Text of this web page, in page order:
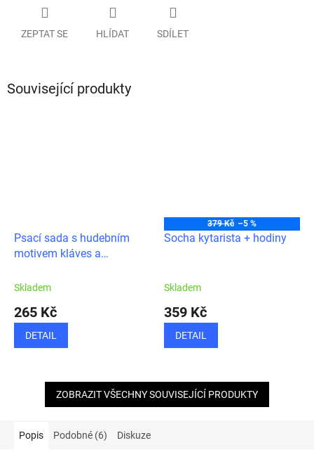
ZEPTAT SE HLÍDAT SDÍLET
Související produkty
Psací sada s hudebním
motivem kláves a
Skladem
265 Kč
DETAIL
379 Kč –5 %
Socha kytarista + hodiny
Skladem
359 Kč
DETAIL
ZOBRAZIT VŠECHNY SOUVISEJÍCÍ PRODUKTY
Popis Podobné (6) Diskuze